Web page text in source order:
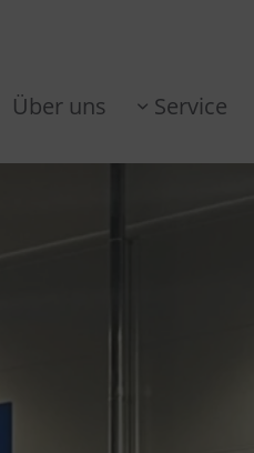
Über uns Service